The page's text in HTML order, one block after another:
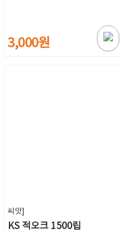
3,000원
씨앗]
KS 적오크 1500립